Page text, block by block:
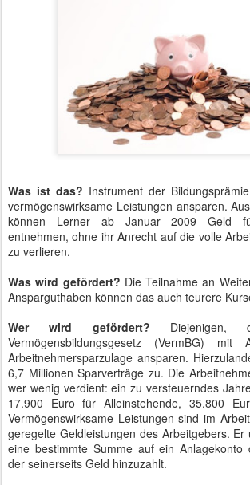
Was ist das? Instrument der
vermögenswirksame Leistungen ansparen.
können Lerner ab Januar 2009 Geld
entnehmen, ohne ihr Anrecht auf die volle
zu verlieren.
Was wird gefördert? Die Teilnahme an
Ansparguthaben können das auch teurere
Wer wird gefördert? Diejenigen,
Vermögensbildungsgesetz (VermBG)
Arbeitnehmersparzulage ansparen.
6,7 Millionen Sparverträge zu. Die
wer wenig verdient: ein zu versteuerndes
17.900 Euro für Alleinstehende, 35.800
Vermögenswirksame Leistungen sind im
geregelte Geldleistungen des Arbeitgebers. Er
eine bestimmte Summe auf ein Anlagekonto
der seinerseits Geld hinzuzahlt.